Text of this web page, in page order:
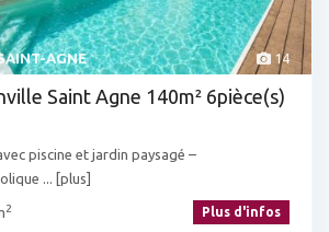
14
AGNE
Saint Agne 140m² 6pièce(s)
piscine et jardin paysagé –
... [plus]
2 Plus d'infos